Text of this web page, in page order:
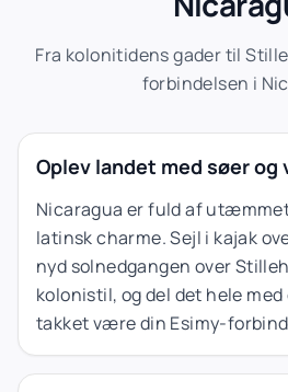
Fra kolonitidens gader til
forbindelsen i
Oplev landet med søer og
Nicaragua er fuld af
latinsk charme. Sejl i kajak
nyd solnedgangen over
kolonistil, og del det hele
takket være din Esimy-